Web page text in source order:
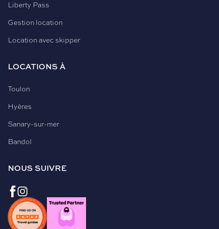
Liberty Pass
Gestion location
Location avec skipper
LOCATIONS À
Toulon
Hyères
Sanary-sur-mer
Bandol
NOUS SUIVRE